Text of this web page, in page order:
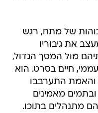
של מתח, רגש
את גיבוריו
מול המסך הגדול,
חיים בסרט. הוא
והאמת התערבבו
מאמינים
מתנהלים בתוכו.